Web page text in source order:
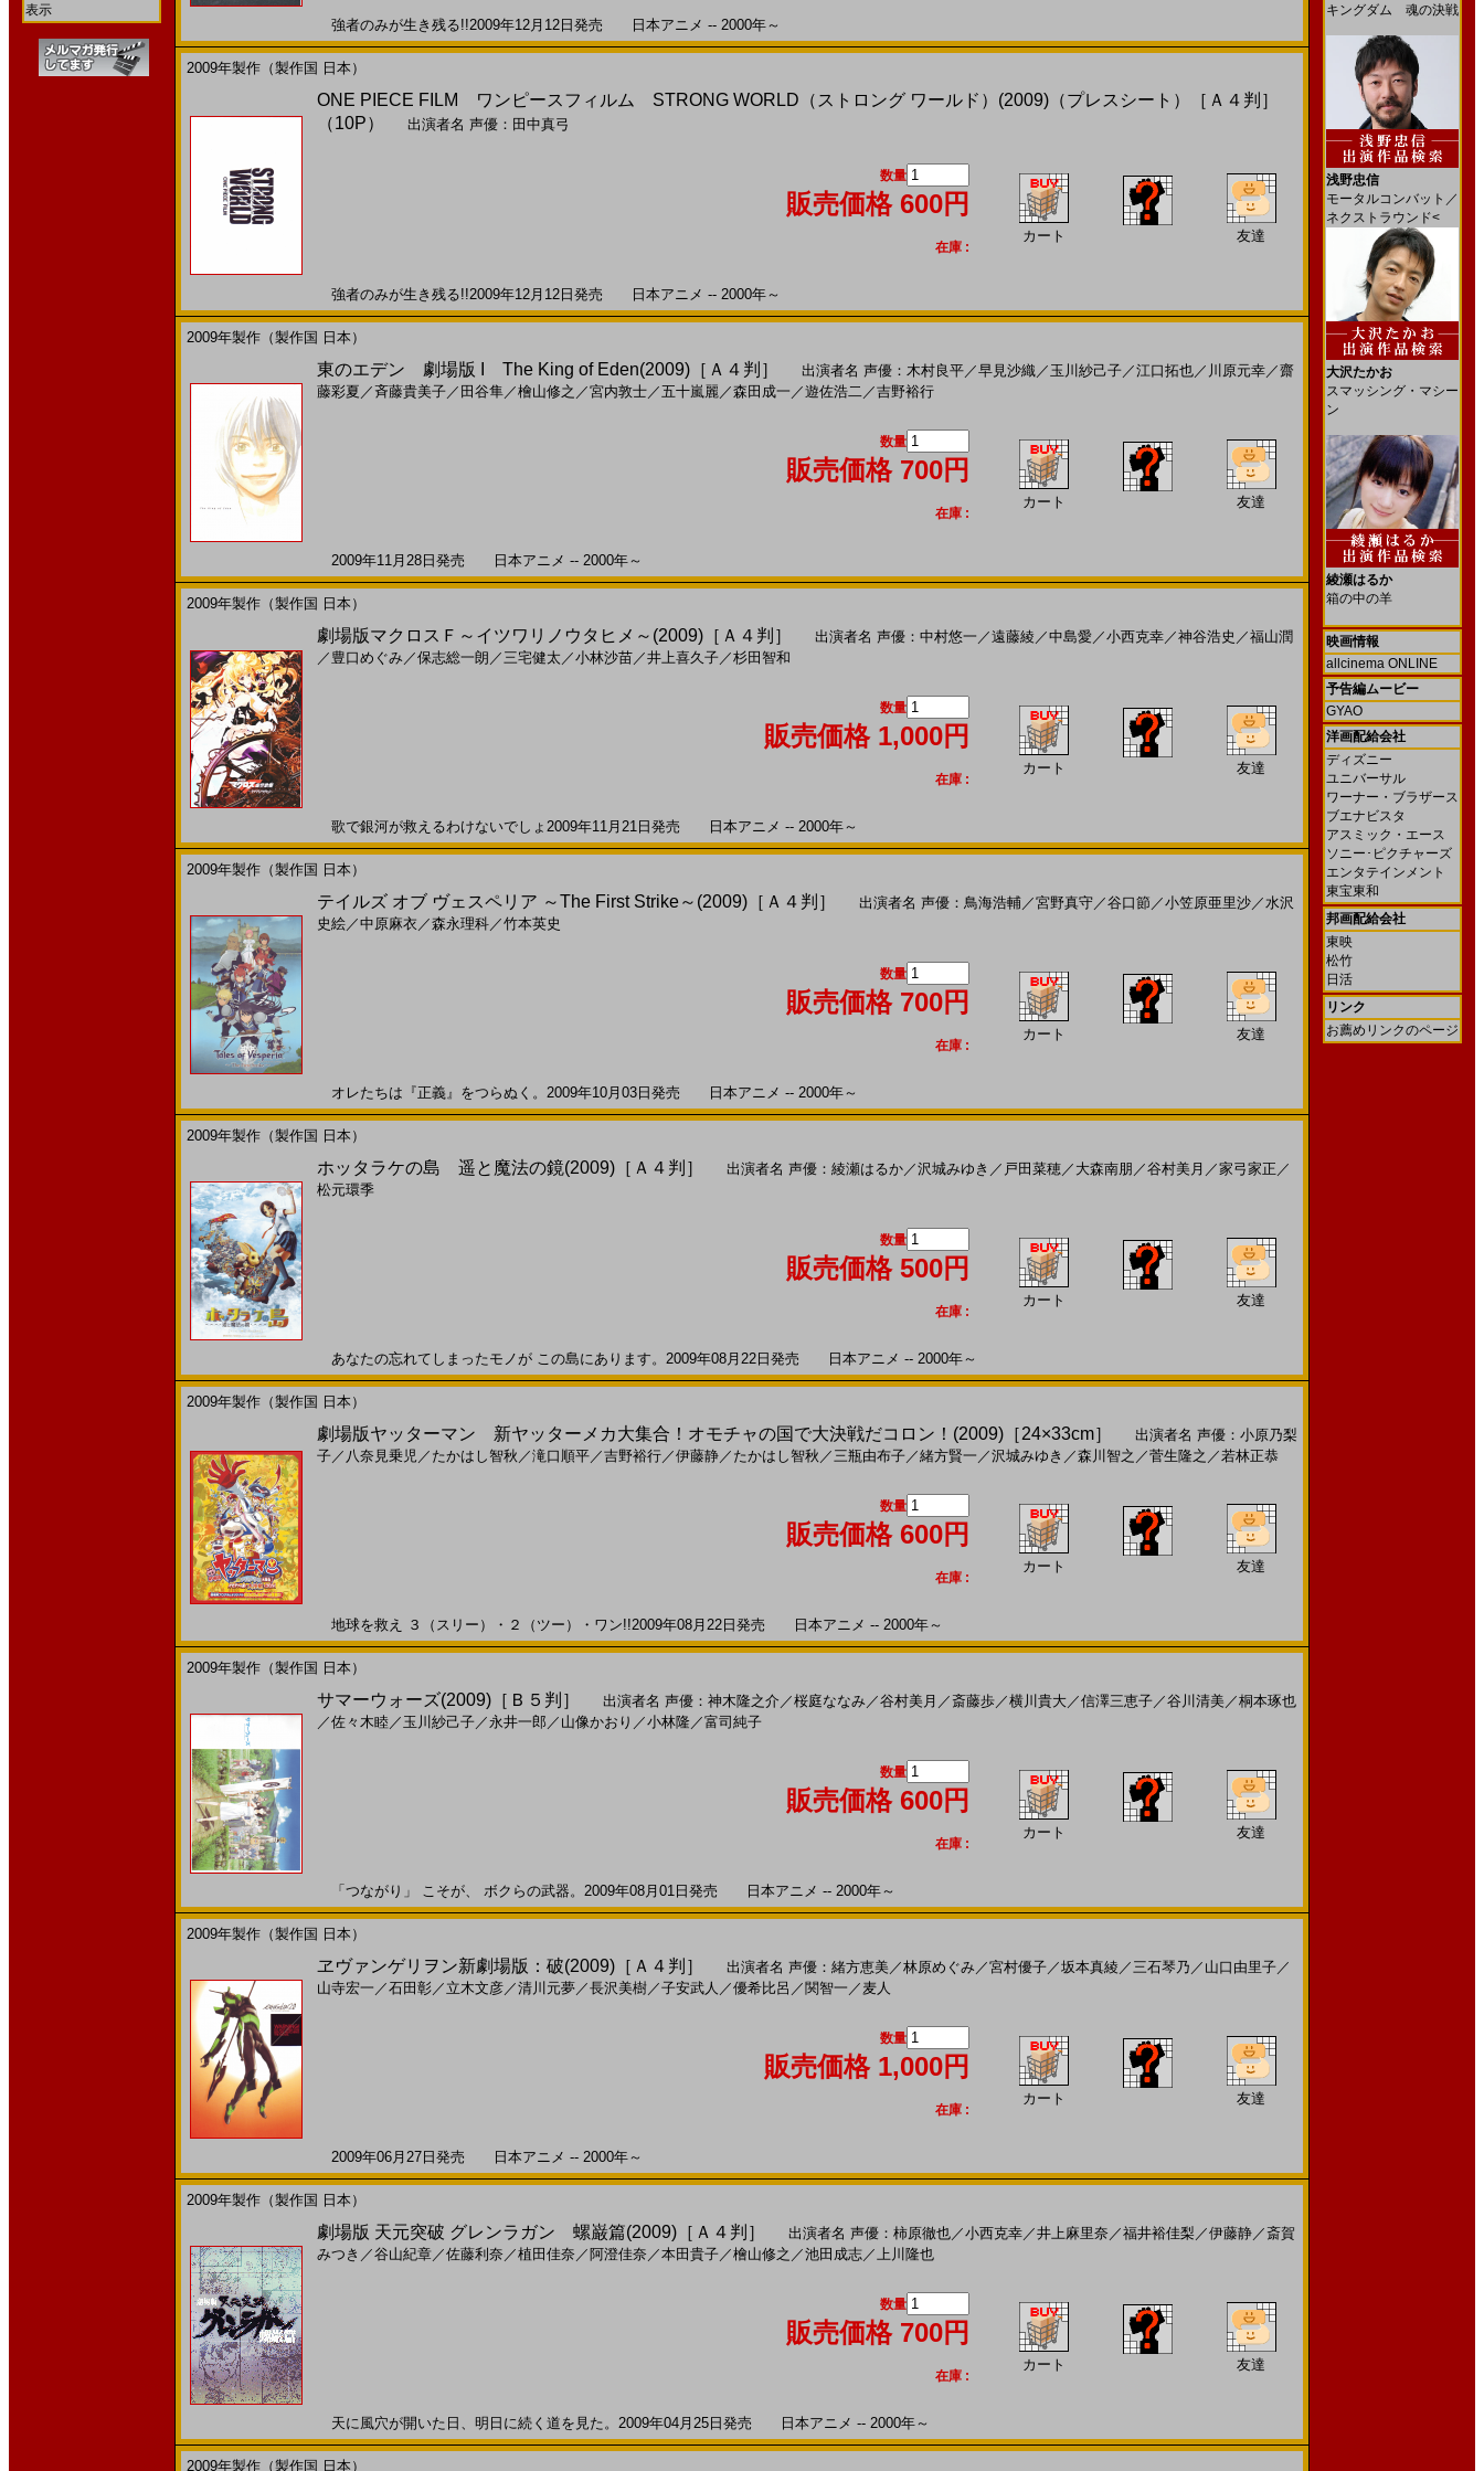
表示
強者のみが生き残る!!2009年12月12日発売 日本アニメ -- 2000年～
2009年製作（製作国 日本）
ONE PIECE FILM ワンピースフィルム STRONG WORLD（ストロング ワールド）(2009)（プレスシート）［Ａ４判］
（10P）
出演者名 声優：田中真弓
数量
販売価格 600円
在庫 :
カート 友達
強者のみが生き残る!!2009年12月12日発売 日本アニメ -- 2000年～
2009年製作（製作国 日本）
東のエデン 劇場版 I The King of Eden(2009)［Ａ４判］ 出演者名 声優：木村良平／早見沙織／ 玉川紗己子／江口拓也／ 川原元幸／齋
藤彩夏 ／斉藤貴美子／ 田谷隼／檜山修之 ／宮内敦士／五十嵐麗／森田成一 ／遊佐浩二／吉野裕行
数量
販売価格 700円
在庫 :
カート 友達
2009年11月28日発売 日本アニメ -- 2000年～
2009年製作（製作国 日本）
劇場版マクロスＦ～イツワリノウタヒメ～(2009)［Ａ４判］ 出演者名 声優：中村悠一 ／遠藤綾／中島愛／小西克幸／神谷浩史 ／福山潤
／ 豊口めぐみ／保志総一朗 ／三宅健太 ／小林沙苗／井上喜久子／杉田智和
数量
販売価格 1,000円
在庫 :
カート 友達
歌で銀河が救えるわけないでしょ2009年11月21日発売 日本アニメ -- 2000年～
2009年製作（製作国 日本）
テイルズ オブ ヴェスペリア ～The First Strike～(2009)［Ａ４判］ 出演者名 声優：鳥海浩輔／宮野真守／谷口節 ／小笠原亜里沙／水沢
史絵／中原麻衣 ／森永理科／竹本英史
数量
販売価格 700円
在庫 :
カート 友達
オレたちは『正義』をつらぬく。2009年10月03日発売 日本アニメ -- 2000年～
2009年製作（製作国 日本）
ホッタラケの島 遥と魔法の鏡(2009)［Ａ４判］ 出演者名 声優：綾瀬はるか／沢城みゆき ／ 戸田菜穂／ 大森南朋 ／谷村美月 ／家弓家正 ／
松元環季
数量
販売価格 500円
在庫 :
カート 友達
あなたの忘れてしまったモノが この島にあります。2009年08月22日発売 日本アニメ -- 2000年～
2009年製作（製作国 日本）
劇場版ヤッターマン 新ヤッターメカ大集合！オモチャの国で大決戦だコロン！(2009)［24×33cm］ 出演者名 声優：小原乃梨
子／ 八奈見乗児／ たかはし智秋 ／滝口順平／吉野裕行／伊藤静／ たかはし智秋 ／三瓶由布子／緒方賢一 ／沢城みゆき ／森川智之 ／菅生隆之 ／若林正恭
数量
販売価格 600円
在庫 :
カート 友達
地球を救え ３（スリー）・２（ツー）・ワン!!2009年08月22日発売 日本アニメ -- 2000年～
2009年製作（製作国 日本）
サマーウォーズ(2009)［Ｂ５判］ 出演者名 声優：神木隆之介 ／桜庭ななみ／谷村美月 ／ 斎藤歩／横川貴大／信澤三恵子／谷川清美／桐本琢也
／佐々木睦／ 玉川紗己子／永井一郎 ／ 山像かおり ／小林隆／富司純子
数量
販売価格 600円
在庫 :
カート 友達
「つながり」 こそが、 ボクらの武器。2009年08月01日発売 日本アニメ -- 2000年～
2009年製作（製作国 日本）
ヱヴァンゲリヲン新劇場版：破(2009)［Ａ４判］ 出演者名 声優：緒方恵美／林原めぐみ／宮村優子／坂本真綾／三石琴乃 ／ 山口由里子／
山寺宏一 ／石田彰／ 立木文彦／清川元夢／長沢美樹／子安武人 ／優希比呂 ／ 関智一 ／ 麦人
数量
販売価格 1,000円
在庫 :
カート 友達
2009年06月27日発売 日本アニメ -- 2000年～
2009年製作（製作国 日本）
劇場版 天元突破 グレンラガン 螺巌篇(2009)［Ａ４判］ 出演者名 声優：柿原徹也／小西克幸／井上麻里奈 ／福井裕佳梨 ／伊藤静／ 斎賀
みつき ／谷山紀章／佐藤利奈 ／植田佳奈 ／ 阿澄佳奈 ／本田貴子／檜山修之 ／池田成志／上川隆也
数量
販売価格 700円
在庫 :
カート 友達
天に風穴が開いた日、明日に続く道を見た。2009年04月25日発売 日本アニメ -- 2000年～
2009年製作（製作国 日本）
キングダム 魂の決戦
浅野忠信
モータルコンバット／
ネクストラウンド<
大沢たかお
スマッシング・マシー
ン
綾瀬はるか
箱の中の羊
映画情報
allcinema ONLINE
予告編ムービー
GYAO
洋画配給会社
ディズニー
ユニバーサル
ワーナー・ブラザース
ブエナビスタ
アスミック・エース
ソニー･ピクチャーズ
エンタテインメント
東宝東和
邦画配給会社
東映
松竹
日活
リンク
お薦めリンクのページ